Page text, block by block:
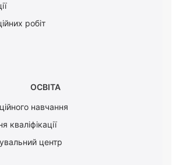
робіт
ОСВІТА
навчання
кваліфікації
центр